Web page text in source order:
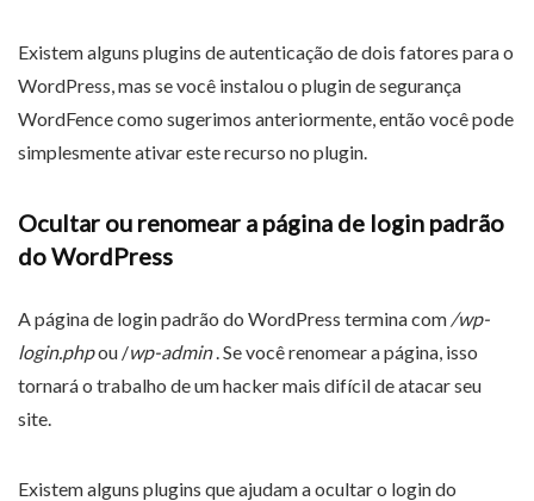
Existem alguns plugins de autenticação de dois fatores para o
WordPress, mas se você instalou o plugin de segurança
WordFence como sugerimos anteriormente, então você pode
simplesmente ativar este recurso no plugin.
Ocultar ou renomear a página de login padrão
do WordPress
A página de login padrão do WordPress termina com /wp-
login.phpou /wp-admin. Se você renomear a página, isso
tornará o trabalho de um hacker mais difícil de atacar seu
site.
Existem alguns plugins que ajudam a ocultar o login do